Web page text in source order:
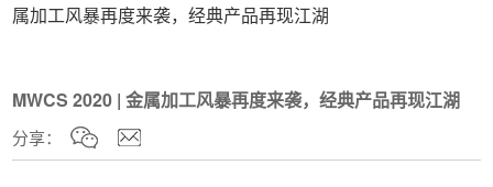
属加工风暴再度来袭，经典产品再现江湖
MWCS 2020 | 金属加工风暴再度来袭，经典产品再现江湖
分享：